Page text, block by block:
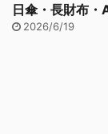
日傘・長財布
2026/6/19